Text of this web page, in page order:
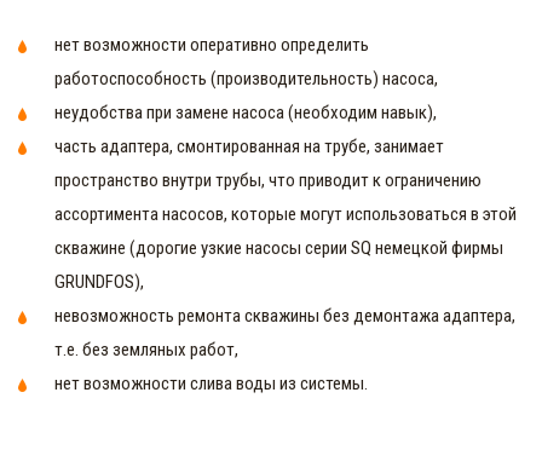
нет возможности оперативно определить
работоспособность (производительность) насоса,
неудобства при замене насоса (необходим навык),
часть адаптера, смонтированная на трубе, занимает
пространство внутри трубы, что приводит к ограничению
ассортимента насосов, которые могут использоваться в этой
скважине (дорогие узкие насосы серии SQ немецкой фирмы
GRUNDFOS),
невозможность ремонта скважины без демонтажа адаптера,
т.е. без земляных работ,
нет возможности слива воды из системы.